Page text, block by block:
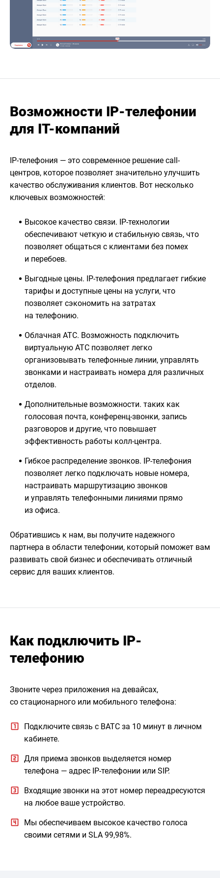
Возможности IP-телефонии
для IT-компаний
IP-телефония — это современное решение call-
центров, которое позволяет значительно улучшить
качество обслуживания клиентов. Вот несколько
ключевых возможностей:
Высокое качество связи. IP-технологии
обеспечивают четкую и стабильную связь, что
позволяет общаться с клиентами без помех
и перебоев.
Выгодные цены. IP-телефония предлагает гибкие
тарифы и доступные цены на услуги, что
позволяет сэкономить на затратах
на телефонию.
Облачная АТС. Возможность подключить
виртуальную АТС позволяет легко
организовывать телефонные линии, управлять
звонками и настраивать номера для различных
отделов.
Дополнительные возможности. таких как
голосовая почта, конференц-звонки, запись
разговоров и другие, что повышает
эффективность работы колл-центра.
Гибкое распределение звонков. IP-телефония
позволяет легко подключать новые номера,
настраивать маршрутизацию звонков
и управлять телефонными линиями прямо
из офиса.
Обратившись к нам, вы получите надежного
партнера в области телефонии, который поможет вам
развивать свой бизнес и обеспечивать отличный
сервис для ваших клиентов.
Как подключить IP-
телефонию
Звоните через приложения на девайсах,
со стационарного или мобильного телефона:
Подключите связь с ВАТС за 10 минут в личном
кабинете.
Для приема звонков выделяется номер
телефона — адрес IP-телефонии или SIP.
Входящие звонки на этот номер переадресуются
на любое ваше устройство.
Мы обеспечиваем высокое качество голоса
своими сетями и SLA 99,98%.